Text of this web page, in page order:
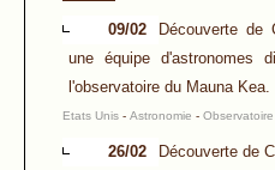
09/02
Découverte de
une équipe d'astronomes
l'observatoire du Mauna Kea.
Etats Unis - Astronomie - Observatoire
26/02
Découverte de